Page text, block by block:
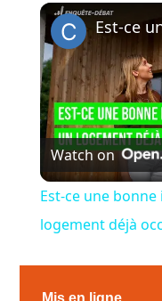
Play
Watch on
Est-ce une bonne
logement déjà